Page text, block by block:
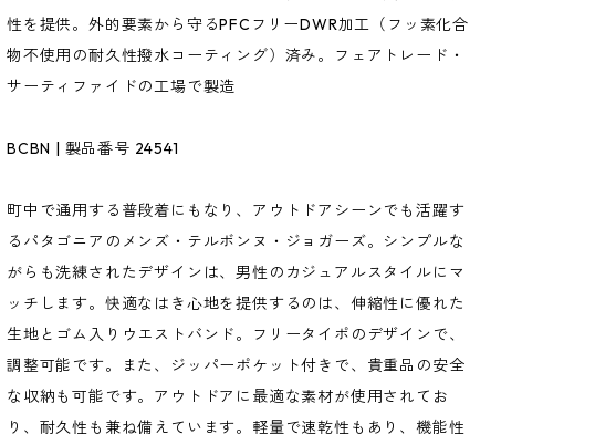
性を提供。外的要素から守るPFCフリーDWR加工（フッ素化合
物不使用の耐久性撥水コーティング）済み。フェアトレード・
サーティファイドの工場で製造
BCBN | 製品番号 24541
町中で通用する普段着にもなり、アウトドアシーンでも活躍す
るパタゴニアのメンズ・テルボンヌ・ジョガーズ。シンプルな
がらも洗練されたデザインは、男性のカジュアルスタイルにマ
ッチします。快適なはき心地を提供するのは、伸縮性に優れた
生地とゴム入りウエストバンド。フリータイポのデザインで、
調整可能です。また、ジッパーポケット付きで、貴重品の安全
な収納も可能です。アウトドアに最適な素材が使用されてお
り、耐久性も兼ね備えています。軽量で速乾性もあり、機能性